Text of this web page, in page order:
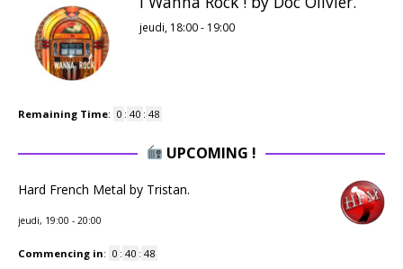
jeudi, 18:00- 19:00
Remaining Time: 0 : 40 : 47
UPCOMING !
Hard French Metal by Tristan.
jeudi, 19:00 - 20:00
Commencing in: 0 : 40 : 47